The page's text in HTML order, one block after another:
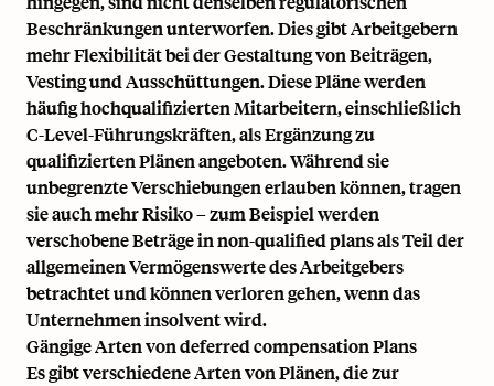
Beschränkungen unterworfen. Dies gibt Arbeitgebern
mehr Flexibilität bei der Gestaltung von Beiträgen,
Vesting und Ausschüttungen. Diese Pläne werden
häufig hochqualifizierten Mitarbeitern, einschließlich
C-Level-Führungskräften, als Ergänzung zu
qualifizierten Plänen angeboten. Während sie
unbegrenzte Verschiebungen erlauben können, tragen
sie auch mehr Risiko – zum Beispiel werden
verschobene Beträge in non-qualified plans als Teil der
allgemeinen Vermögenswerte des Arbeitgebers
betrachtet und können verloren gehen, wenn das
Unternehmen insolvent wird.
Gängige Arten von deferred compensation Plans
Es gibt verschiedene Arten von Plänen, die zur